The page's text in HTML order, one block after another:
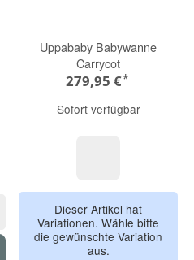
Uppababy Babywanne
Carrycot
279,95 €*
Sofort verfügbar
Dieser Artikel hat
Variationen. Wähle bitte
die gewünschte Variation
aus.